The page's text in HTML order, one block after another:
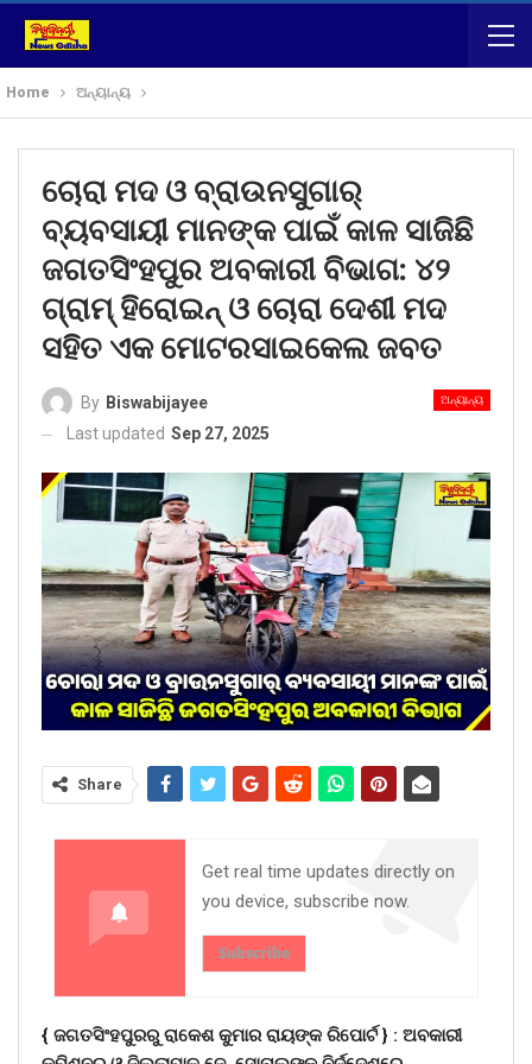
Home ଅନ୍ୟାନ୍ୟ
ଚୋରା ମଦ ଓ ବ୍ରାଉନସୁଗାର୍
ବ୍ୟବସାୟୀ ମାନଙ୍କ ପାଇଁ କାଳ ସାଜିଛି
ଜଗତସିଂହପୁର ଅବକାରୀ ବିଭାଗ: ୪୨
ଗ୍ରାମ୍ ହିରୋଇନ୍ ଓ ଚୋରା ଦେଶୀ ମଦ
ସହିତ ଏକ ମୋଟରସାଇକେଲ ଜବତ
ଅନ୍ୟାନ୍ୟ
By Biswabijayee
Last updated Sep 27, 2025
Share
Get real time updates directly on
you device, subscribe now.
Subscribe
{ ଜଗତସିଂହପୁରରୁ ରାକେଶ କୁମାର ରାୟଙ୍କ ରିପୋର୍ଟ } : ଅବକାରୀ